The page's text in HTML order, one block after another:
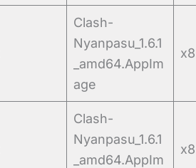
Clash-
Nyanpasu_1.6.1
_amd64.AppIm
age
Clash-
Nyanpasu_1.6.1
_amd64.AppIm